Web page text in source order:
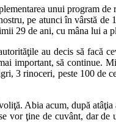
unui program
pe atunci în vârstă de
29 de ani, cu mâna lui a
au decis să facă
important, să continue.
3 rinoceri, peste 100 de
Abia acum, după
vor ţine de cuvânt, dar